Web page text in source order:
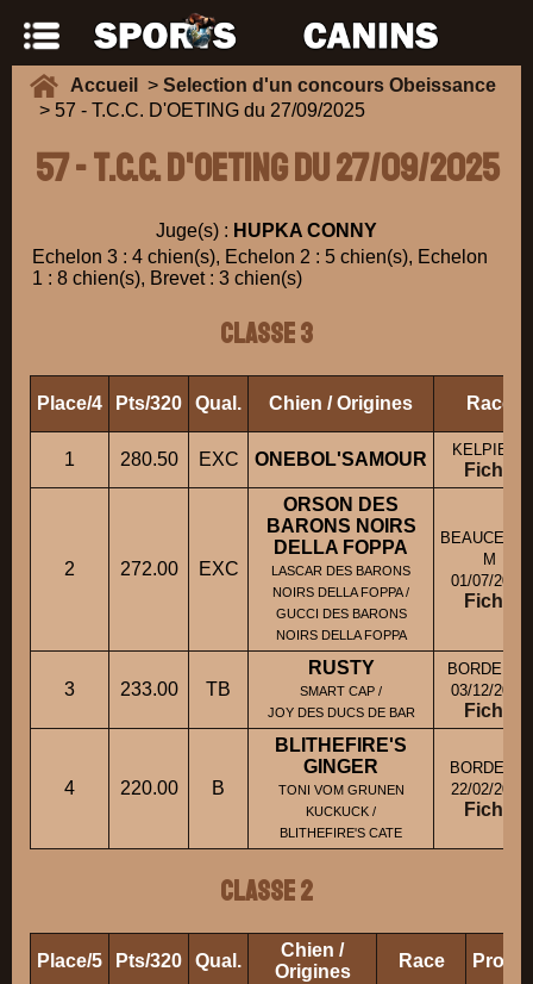
Accueil > Selection d'un concours Obeissance
> 57 - T.C.C. D'OETING du 27/09/2025
57 - T.C.C. D'OETING du 27/09/2025
Juge(s) : HUPKA CONNY
Echelon 3 : 4 chien(s), Echelon 2 : 5 chien(s), Echelon
1 : 8 chien(s), Brevet : 3 chien(s)
Classe 3
Place/4 Pts/320 Qual. Chien / Origines Race
1 280.50 EXC ONEBOL'SAMOUR KELPIE M
Fiche
2 272.00 EXC
ORSON DES
BARONS NOIRS
DELLA FOPPA
LASCAR DES BARONS
NOIRS DELLA FOPPA /
GUCCI DES BARONS
NOIRS DELLA FOPPA
M
01/07/2018
Fiche
3 233.00 TB
RUSTY
SMART CAP /
JOY DES DUCS DE BAR
BORDER M
03/12/2020
Fiche
4 220.00 B
BLITHEFIRE'S
GINGER
TONI VOM GRUNEN
KUCKUCK /
BLITHEFIRE'S CATE
BORDER F
22/02/2022
Fiche
Classe 2
Place/5 Pts/320 Qual.
Chien /
Origines
Race